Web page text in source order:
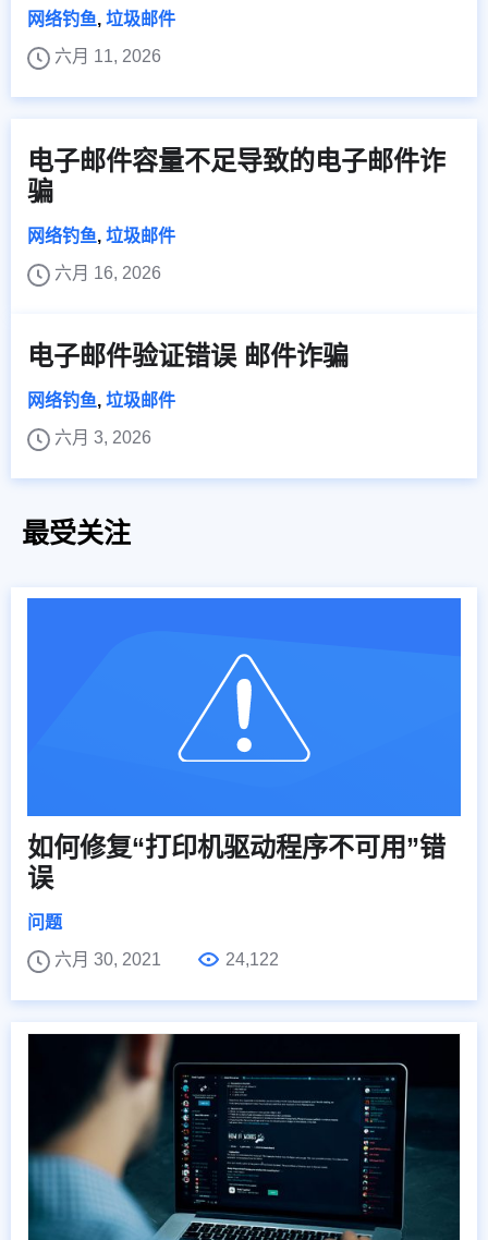
网络钓鱼, 垃圾邮件
六月 11, 2026
电子邮件容量不足导致的电子邮件诈
骗
网络钓鱼, 垃圾邮件
六月 16, 2026
电子邮件验证错误 邮件诈骗
网络钓鱼, 垃圾邮件
六月 3, 2026
最受关注
如何修复“打印机驱动程序不可用”错
误
问题
六月 30, 2021
24,122